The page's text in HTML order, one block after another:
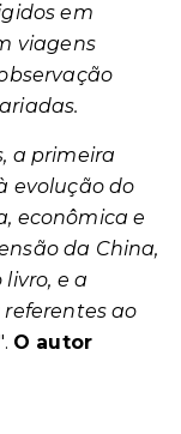
em
viagens
a primeira
evolução do
econômica e
da China,
e a
ao
O autor